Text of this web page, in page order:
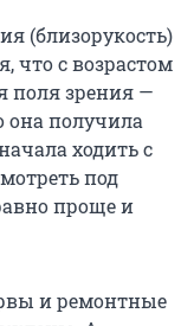
(близорукость)
что с возрастом
поля зрения —
она получила
ходить с
под
проще и
и ремонтные